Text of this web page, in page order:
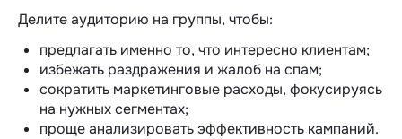
Делите аудиторию на группы, чтобы:
предлагать именно то, что интересно клиентам;
избежать раздражения и жалоб на спам;
сократить маркетинговые расходы, фокусируясь
на нужных сегментах;
проще анализировать эффективность кампаний.